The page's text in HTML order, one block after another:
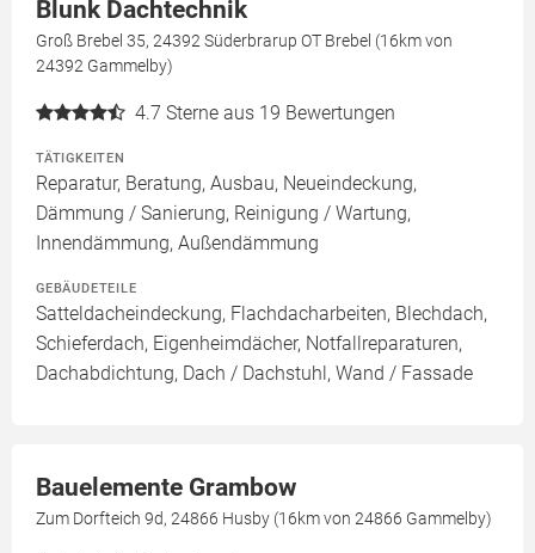
Blunk Dachtechnik
Groß Brebel 35, 24392 Süderbrarup OT Brebel (16km von
24392 Gammelby)
4.7 Sterne aus 19 Bewertungen
TÄTIGKEITEN
Reparatur, Beratung, Ausbau, Neueindeckung,
Dämmung / Sanierung, Reinigung / Wartung,
Innendämmung, Außendämmung
GEBÄUDETEILE
Satteldacheindeckung, Flachdacharbeiten, Blechdach,
Schieferdach, Eigenheimdächer, Notfallreparaturen,
Dachabdichtung, Dach / Dachstuhl, Wand / Fassade
Bauelemente Grambow
Zum Dorfteich 9d, 24866 Husby (16km von 24866 Gammelby)